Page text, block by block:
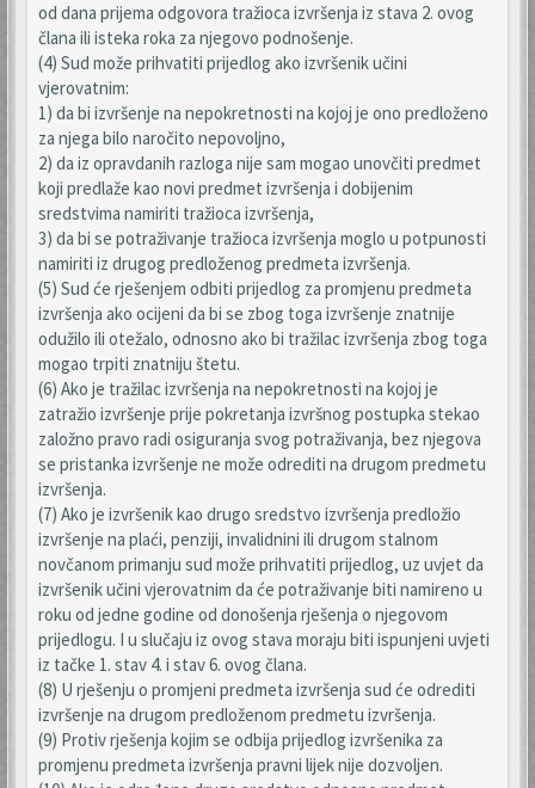
od dana prijema odgovora tražioca izvršenja iz stava 2. ovog
člana ili isteka roka za njegovo podnošenje.
(4) Sud može prihvatiti prijedlog ako izvršenik učini
vjerovatnim:
1) da bi izvršenje na nepokretnosti na kojoj je ono predloženo
za njega bilo naročito nepovoljno,
2) da iz opravdanih razloga nije sam mogao unovčiti predmet
koji predlaže kao novi predmet izvršenja i dobijenim
sredstvima namiriti tražioca izvršenja,
3) da bi se potraživanje tražioca izvršenja moglo u potpunosti
namiriti iz drugog predloženog predmeta izvršenja.
(5) Sud će rješenjem odbiti prijedlog za promjenu predmeta
izvršenja ako ocijeni da bi se zbog toga izvršenje znatnije
odužilo ili otežalo, odnosno ako bi tražilac izvršenja zbog toga
mogao trpiti znatniju štetu.
(6) Ako je tražilac izvršenja na nepokretnosti na kojoj je
zatražio izvršenje prije pokretanja izvršnog postupka stekao
založno pravo radi osiguranja svog potraživanja, bez njegova
se pristanka izvršenje ne može odrediti na drugom predmetu
izvršenja.
(7) Ako je izvršenik kao drugo sredstvo izvršenja predložio
izvršenje na plaći, penziji, invalidnini ili drugom stalnom
novčanom primanju sud može prihvatiti prijedlog, uz uvjet da
izvršenik učini vjerovatnim da će potraživanje biti namireno u
roku od jedne godine od donošenja rješenja o njegovom
prijedlogu. I u slučaju iz ovog stava moraju biti ispunjeni uvjeti
iz tačke 1. stav 4. i stav 6. ovog člana.
(8) U rješenju o promjeni predmeta izvršenja sud će odrediti
izvršenje na drugom predloženom predmetu izvršenja.
(9) Protiv rješenja kojim se odbija prijedlog izvršenika za
promjenu predmeta izvršenja pravni lijek nije dozvoljen.